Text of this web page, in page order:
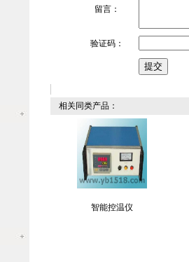
留言：
验证码：
相关同类产品：
智能控温仪